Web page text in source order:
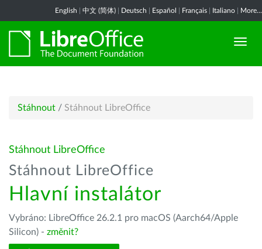
English 中文 (简体) Deutsch Español Français Italiano More...
Stáhnout / Stáhnout LibreOffice
Stáhnout LibreOffice
Stáhnout LibreOffice
Hlavní instalátor
Vybráno: LibreOffice 26.2.1 pro macOS (Aarch64/Apple
Silicon) - změnit?